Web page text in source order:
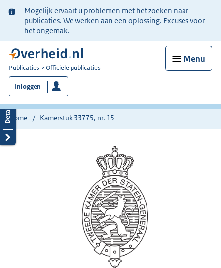
Ter
informatie:
Mogelijk ervaart u problemen met het zoeken naar
publicaties. We werken aan een oplossing. Excuses voor
het ongemak.
Menu
U
bent
nu
hier:
Publicaties Officiële publicaties
Inloggen
Home Kamerstuk 33775, nr. 15